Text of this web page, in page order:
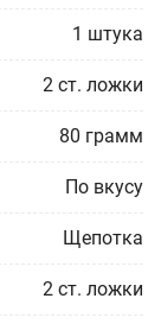
1 штука
2 ст. ложки
80 грамм
По вкусу
Щепотка
2 ст. ложки